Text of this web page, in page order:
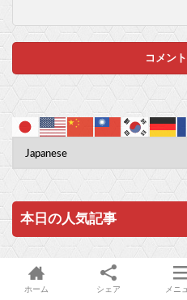
本日の人気記事
任天堂が「
6,900件のビュー
ホーム シェア メニ